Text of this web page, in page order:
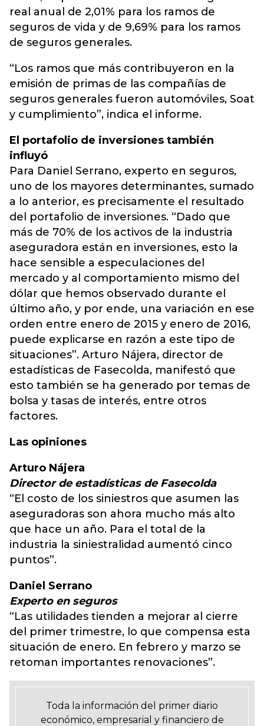
real anual de 2,01% para los ramos de
seguros de vida y de 9,69% para los ramos
de seguros generales.
“Los ramos que más contribuyeron en la
emisión de primas de las compañías de
seguros generales fueron automóviles, Soat
y cumplimiento”, indica el informe.
El portafolio de inversiones también
influyó
Para Daniel Serrano, experto en seguros,
uno de los mayores determinantes, sumado
a lo anterior, es precisamente el resultado
del portafolio de inversiones. “Dado que
más de 70% de los activos de la industria
aseguradora están en inversiones, esto la
hace sensible a especulaciones del
mercado y al comportamiento mismo del
dólar que hemos observado durante el
último año, y por ende, una variación en ese
orden entre enero de 2015 y enero de 2016,
puede explicarse en razón a este tipo de
situaciones”. Arturo Nájera, director de
estadísticas de Fasecolda, manifestó que
esto también se ha generado por temas de
bolsa y tasas de interés, entre otros
factores.
Las opiniones
Arturo Nájera
Director de estadísticas de Fasecolda
“El costo de los siniestros que asumen las
aseguradoras son ahora mucho más alto
que hace un año. Para el total de la
industria la siniestralidad aumentó cinco
puntos”.
Daniel Serrano
Experto en seguros
“Las utilidades tienden a mejorar al cierre
del primer trimestre, lo que compensa esta
situación de enero. En febrero y marzo se
retoman importantes renovaciones”.
Toda la información del primer diario
económico, empresarial y financiero de